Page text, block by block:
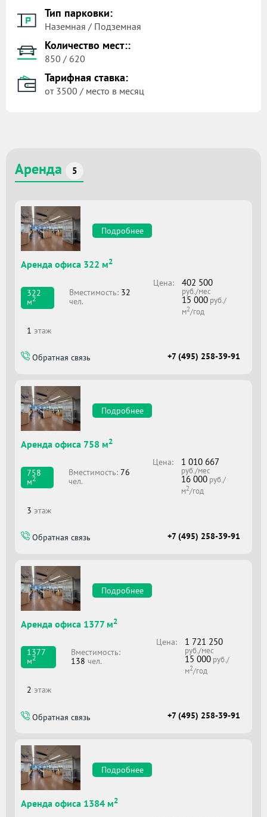
Тип парковки:
Наземная / Подземная
Количество мест::
850 / 620
Тарифная ставка:
от 3500 / место в месяц
Аренда 5
Подробнее
Аренда офиса 322 м2
322
м2
Вместимоcть: 32
чел.
Цена: 402 500
руб./мес
15 000 руб./
м2/год
1 этаж
Обратная связь +7 (495) 258-39-91
Подробнее
Аренда офиса 758 м2
758
м2
Вместимоcть:76
чел.
Цена: 1 010 667
руб./мес
16 000руб./
м2/год
3 этаж
Обратная связь +7 (495) 258-39-91
Подробнее
Аренда офиса 1377 м2
1377
м2
Вместимоcть:
138 чел.
Цена: 1 721 250
руб./мес
15 000руб./
м2/год
2 этаж
Обратная связь +7 (495) 258-39-91
Подробнее
Аренда офиса 1384 м2